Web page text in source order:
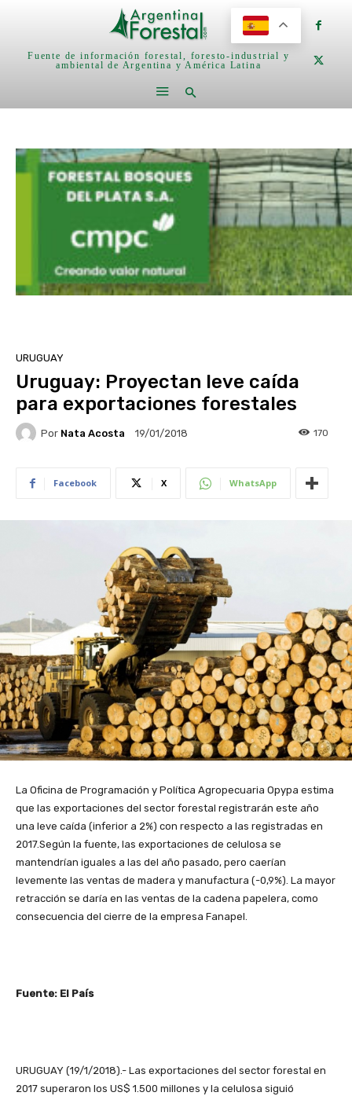
Fuente de información forestal, foresto-industrial y
ambiental de Argentina y América Latina
URUGUAY
Uruguay: Proyectan leve caída
para exportaciones forestales
Por Nata Acosta 19/01/2018 170
Facebook X WhatsApp
La Oficina de Programación y Política Agropecuaria Opypa estima
que las exportaciones del sector forestal registrarán este año
una leve caída (inferior a 2%) con respecto a las registradas en
2017.Según la fuente, las exportaciones de celulosa se
mantendrían iguales a las del año pasado, pero caerían
levemente las ventas de madera y manufactura (-0,9%). La mayor
retracción se daría en las ventas de la cadena papelera, como
consecuencia del cierre de la empresa Fanapel.
Fuente: El País
URUGUAY (19/1/2018).- Las exportaciones del sector forestal en
2017 superaron los US$ 1.500 millones y la celulosa siguió